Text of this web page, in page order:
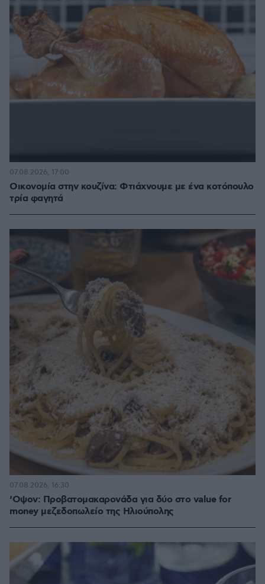
Οικονομία στην κουζίνα: Φτιάχνουμε με ένα κοτόπουλο
τρία φαγητά
07.08.2026, 17:00
‘Οψον: Προβατομακαρονάδα για δύο στο value for
money μεζεδοπωλείο της Ηλιούπολης
07.08.2026, 16:30